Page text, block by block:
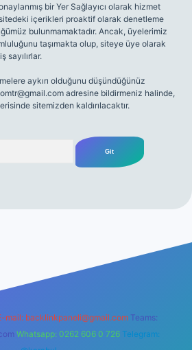
bir Yer Sağlayıcı olarak hizmet
içerikleri proaktif olarak denetleme
bulunmamaktadır. Ancak, üyelerimiz
taşımakta olup, siteye üye olarak
sayılırlar.
aykırı olduğunu düşündüğünüz
adresine bildirmeniz halinde,
sitemizden kaldırılacaktır.
mail: backlinkpaneli@gmail.com Teams:
Whatsapp: 0262 606 0 726 Telegram: